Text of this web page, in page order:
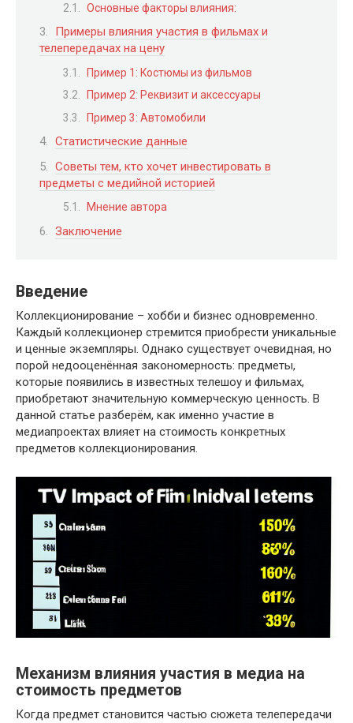
Основные факторы влияния:
Примеры влияния участия в фильмах и
телепередачах на цену
Пример 1: Костюмы из фильмов
Пример 2: Реквизит и аксессуары
Пример 3: Автомобили
Статистические данные
Советы тем, кто хочет инвестировать в
предметы с медийной историей
Мнение автора
Заключение
Введение
Коллекционирование – хобби и бизнес одновременно.
Каждый коллекционер стремится приобрести уникальные
и ценные экземпляры. Однако существует очевидная, но
порой недооценённая закономерность: предметы,
которые появились в известных телешоу и фильмах,
приобретают значительную коммерческую ценность. В
данной статье разберём, как именно участие в
медиапроектах влияет на стоимость конкретных
предметов коллекционирования.
Механизм влияния участия в медиа на
стоимость предметов
Когда предмет становится частью сюжета телепередачи